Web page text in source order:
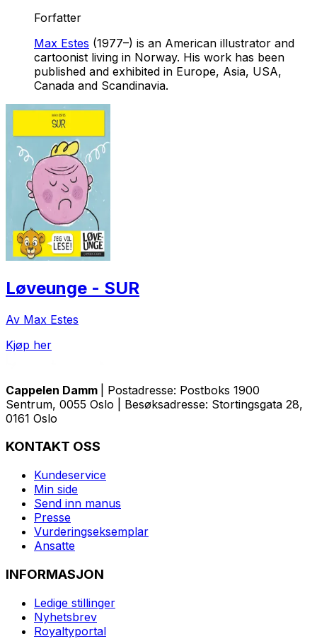
Forfatter
Max Estes (1977–) is an American illustrator and
cartoonist living in Norway. His work has been
published and exhibited in Europe, Asia, USA,
Canada and Scandinavia.
Løveunge - SUR
Av Max Estes
Kjøp her
Cappelen Damm
| Postadresse: Postboks 1900
Sentrum, 0055 Oslo | Besøksadresse: Stortingsgata 28,
0161 Oslo
KONTAKT OSS
Kundeservice
Min side
Send inn manus
Presse
Vurderingseksemplar
Ansatte
INFORMASJON
Ledige stillinger
Nyhetsbrev
Royaltyportal